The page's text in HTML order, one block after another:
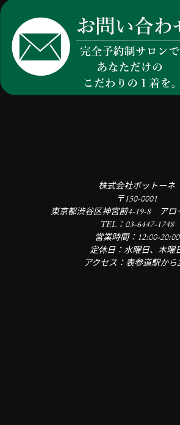
株式会社ボットーネ
〒150-0001
東京都渋谷区神宮前4-19-8 アロ
TEL：03-6447-1748
営業時間：12:00-20:00
定休日：水曜日、木曜
アクセス：表参道駅から